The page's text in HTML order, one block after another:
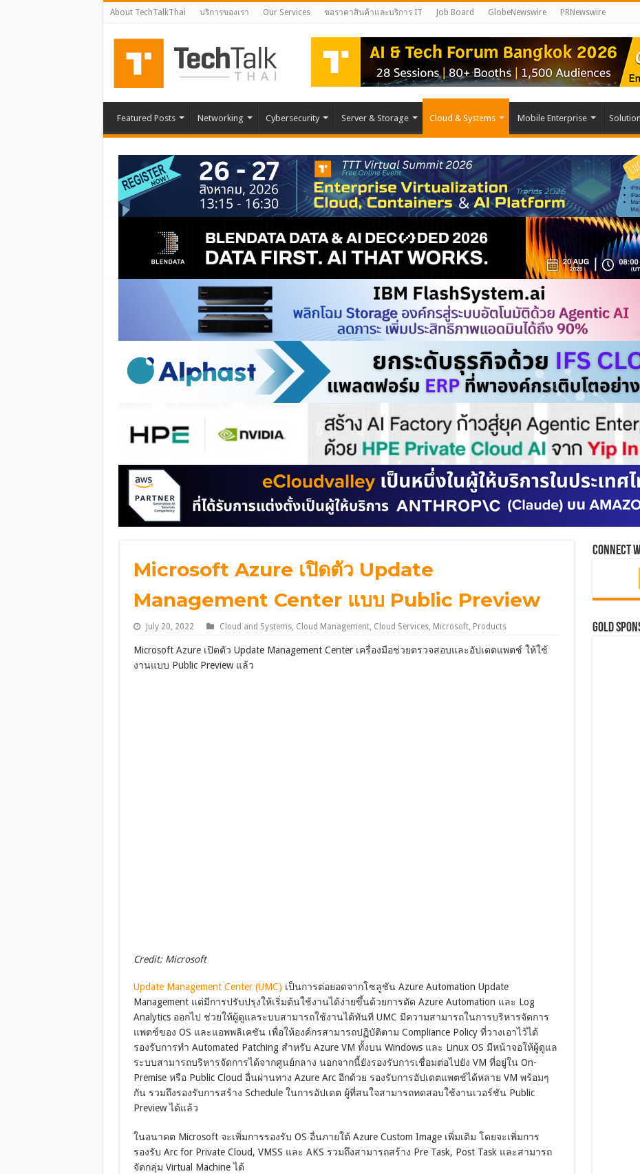
About TechTalkThai บริการของเรา Our Services ขอราคาสินค้าและบริการ IT Job Board GlobeNewswire PRNewswire
Featured Posts Networking Cybersecurity Server & Storage Cloud & Systems Mobile Enterprise
Microsoft Azure เปิดตัว Update
Management Center แบบ Public Preview
July 20, 2022 Cloud and Systems, Cloud Management, Cloud Services, Microsoft, Products
Microsoft Azure เปิดตัว Update Management Center เครื่องมือช่วยตรวจสอบและอัปเดตแพตช์ ให้ใช้
งานแบบ Public Preview แล้ว
Credit: Microsoft
Update Management Center (UMC) เป็นการต่อยอดจากโซลูชัน Azure Automation Update
Management แต่มีการปรับปรุงให้เริ่มต้นใช้งานได้ง่ายขึ้นด้วยการตัด Azure Automation และ Log
Analytics ออกไป ช่วยให้ผู้ดูแลระบบสามารถใช้งานได้ทันที UMC มีความสามารถในการบริหารจัดการ
แพตช์ของ OS และแอพพลิเคชัน เพื่อให้องค์กรสามารถปฏิบัติตาม Compliance Policy ที่วางเอาไว้ได้
รองรับการทำ Automated Patching สำหรับ Azure VM ทั้งบน Windows และ Linux OS มีหน้าจอให้ผู้ดูแล
ระบบสามารถบริหารจัดการได้จากศูนย์กลาง นอกจากนี้ยังรองรับการเชื่อมต่อไปยัง VM ที่อยู่ใน On-
Premise หรือ Public Cloud อื่นผ่านทาง Azure Arc อีกด้วย รองรับการอัปเดตแพตช์ได้หลาย VM พร้อมๆ
กัน รวมถึงรองรับการสร้าง Schedule ในการอัปเดต ผู้ที่สนใจสามารถทดสอบใช้งานเวอร์ชัน Public
Preview ได้แล้ว
ในอนาคต Microsoft จะเพิ่มการรองรับ OS อื่นภายใต้ Azure Custom Image เพิ่มเติม โดยจะเพิ่มการ
รองรับ Arc for Private Cloud, VMSS และ AKS รวมถึงสามารถสร้าง Pre Task, Post Task และสามารถ
จัดกลุ่ม Virtual Machine ได้
Connect
GOLD